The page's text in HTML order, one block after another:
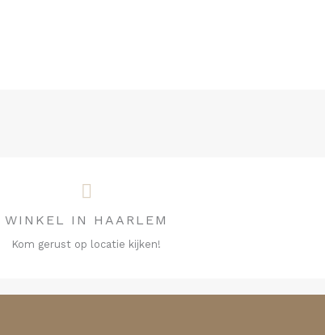
WINKEL IN HAARLEM
Kom gerust op locatie kijken!